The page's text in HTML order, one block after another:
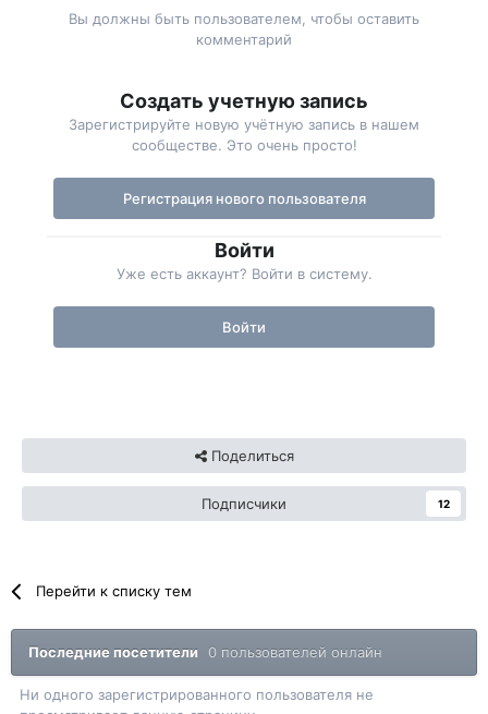
Вы должны быть пользователем, чтобы оставить
комментарий
Создать учетную запись
Зарегистрируйте новую учётную запись в нашем
сообществе. Это очень просто!
Регистрация нового пользователя
Войти
Уже есть аккаунт? Войти в систему.
Войти
Поделиться
Подписчики 12
Перейти к списку тем
Последние посетители 0 пользователей онлайн
Ни одного зарегистрированного пользователя не